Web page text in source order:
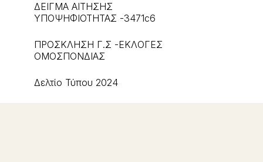
ΔΕΙΓΜΑ ΑΙΤΗΣΗΣ
ΥΠΟΨΗΦΙΟΤΗΤΑΣ -3471c6
ΠΡΟΣΚΛΗΣΗ Γ.Σ -ΕΚΛΟΓΕΣ
ΟΜΟΣΠΟΝΔΙΑΣ
Δελτίο Τύπου 2024